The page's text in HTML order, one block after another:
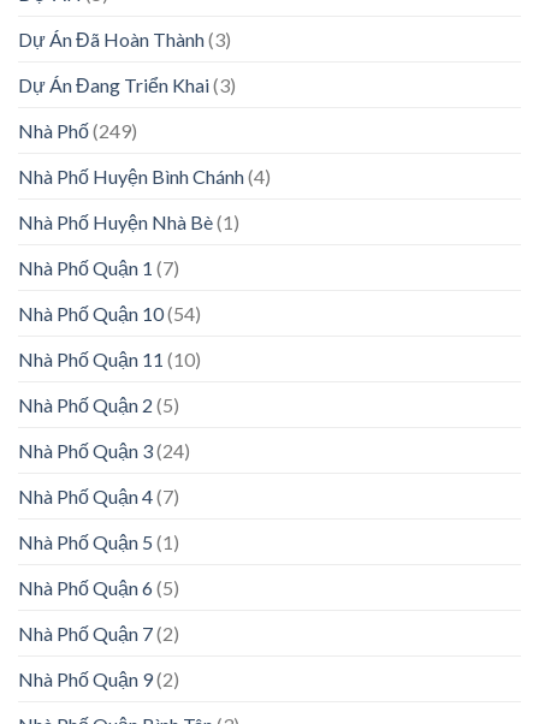
Dự Án Đã Hoàn Thành(3)
Dự Án Đang Triển Khai(3)
Nhà Phố(249)
Nhà Phố Huyện Bình Chánh(4)
Nhà Phố Huyện Nhà Bè(1)
Nhà Phố Quận 1 (7)
Nhà Phố Quận 10(54)
Nhà Phố Quận 11 (10)
Nhà Phố Quận 2 (5)
Nhà Phố Quận 3(24)
Nhà Phố Quận 4(7)
Nhà Phố Quận 5 (1)
Nhà Phố Quận 6(5)
Nhà Phố Quận 7(2)
Nhà Phố Quận 9(2)